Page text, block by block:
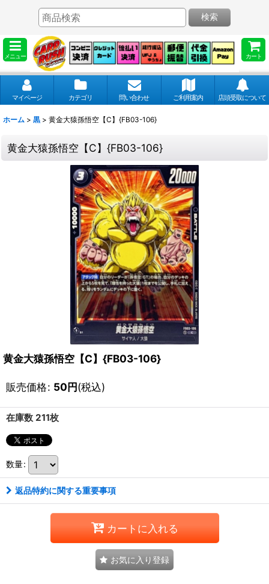
メニュー カート
検索
マイページ カテゴリ 問い合わせ ご利用案内 店頭受取について
ホーム > 黒 > 黄金大猿孫悟空【C】{FB03-106}
黄金大猿孫悟空【C】{FB03-106}
黄金大猿孫悟空【C】{FB03-106}
販売価格: 50円(税込)
在庫数 211枚
数量:
返品特約に関する重要事項
カートに入れる
お気に入り登録